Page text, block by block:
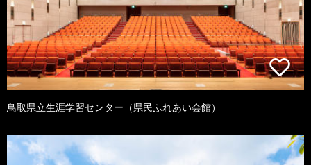
鳥取県立生涯学習センター（県民ふれあい会館）